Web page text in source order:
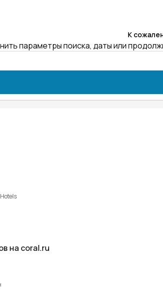
К
параметры поиска, даты или
на coral.ru